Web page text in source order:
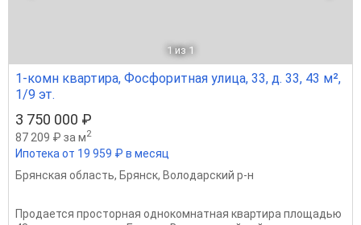
1 из 1
1-комн квартира, Фосфоритная улица, 33, д. 33, 43 м²,
1/9 эт.
3 750 000 ₽
87 209 ₽ за м2
Ипотека от 19 959 ₽ в месяц
Брянская область, Брянск, Володарский р-н
Продается просторная однокомнатная квартира площадью